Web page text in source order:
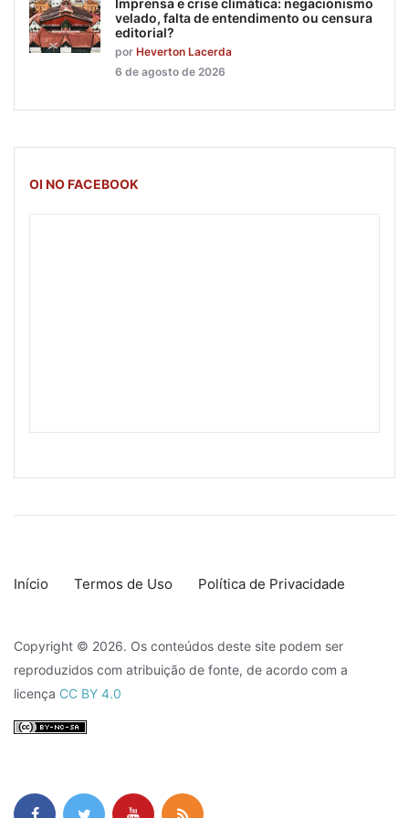
velado, falta de entendimento ou censura
editorial?
por Heverton Lacerda
6 de agosto de 2026
OI NO FACEBOOK
Início Termos de Uso Política de Privacidade
Copyright © 2026. Os conteúdos deste site podem ser
reproduzidos com atribuição de fonte, de acordo com a
licença CC BY 4.0